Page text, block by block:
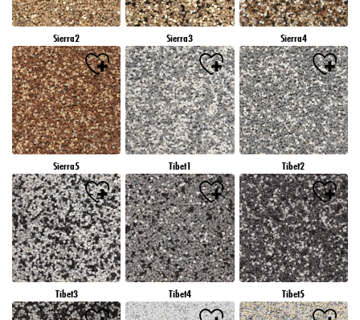
Sierra2 Sierra3 Sierra4
Sierra5 Tibet1 Tibet2
Tibet3 Tibet4 Tibet5